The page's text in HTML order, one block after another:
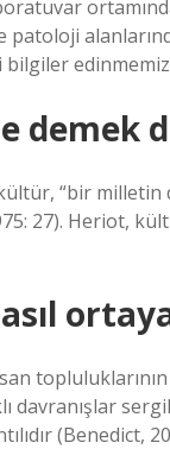
patoloji
bilgiler
demek
“bir
27). Heriot,
davranışlar
(Benedict,